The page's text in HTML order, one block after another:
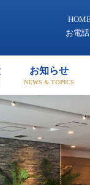
お電
お知らせ
NEWS & TOPICS
観光に